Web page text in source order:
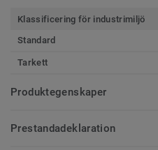
Klassificering för industrimiljö
Standard
Tarkett
Produktegenskaper
Prestandadeklaration